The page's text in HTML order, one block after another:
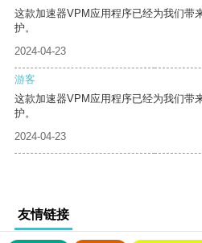
这款加速器VPM应用程序已经为我们带
护。
2024-04-23
游客
这款加速器VPM应用程序已经为我们带
护。
2024-04-23
友情链接